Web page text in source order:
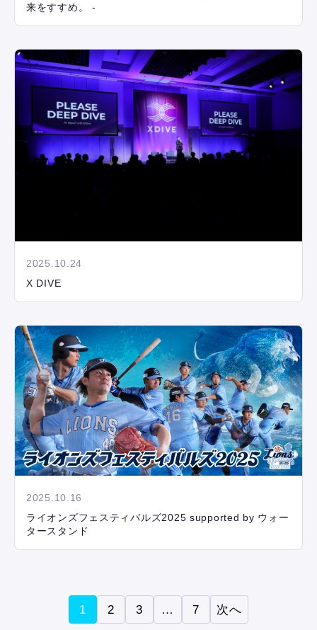
来をすすめ。 -
2025.10.24
X DIVE
2025.10.16
ライオンズフェスティバルズ2025 supported by ウォー
タースタンド
1 2 3 … 7 次へ